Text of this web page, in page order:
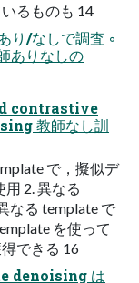
るものも 14
/なしで調査 ◦
ありなしの
contrastive
教師なし訓
で，擬似デ
2. 異なる
なる template で
を使って
できる 16
denoising は